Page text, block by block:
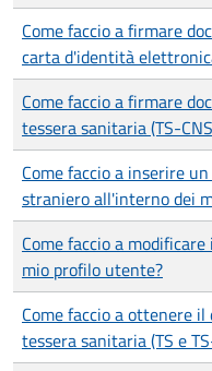
Come faccio a firmare
carta d'identità
Come faccio a firmare
tessera sanitaria (TS-
Come faccio a inserire
straniero all'interno dei
Come faccio a
mio profilo utente?
Come faccio a ottenere
tessera sanitaria (TS e